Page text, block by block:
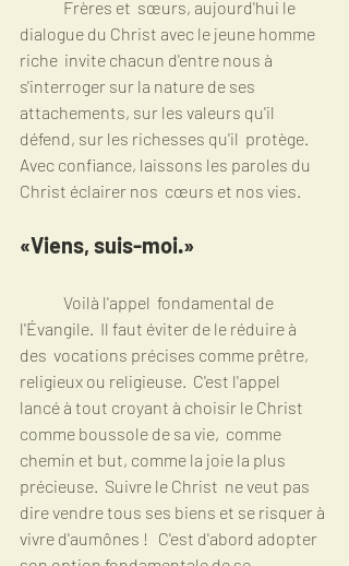
dialogue du Christ avec le jeune homme
riche  invite chacun d'entre nous à
s'interroger sur la nature de ses
attachements, sur les valeurs qu'il
défend, sur les richesses qu'il  protège.
Avec confiance, laissons les paroles du
Christ éclairer nos  cœurs et nos vies.
«Viens, suis-moi.»
l'Évangile.  Il faut éviter de le réduire à
des  vocations précises comme prêtre,
religieux ou religieuse.  C'est l'appel
lancé à tout croyant à choisir le Christ
comme boussole de sa vie,  comme
chemin et but, comme la joie la plus
précieuse.  Suivre le Christ  ne veut pas
dire vendre tous ses biens et se risquer à
vivre d'aumônes !   C'est d'abord adopter